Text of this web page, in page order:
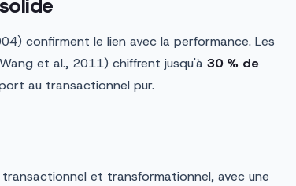
confirment le lien avec la performance. Les
et al., 2011) chiffrent jusqu'à 30 % de
au transactionnel pur.
et transformationnel, avec une